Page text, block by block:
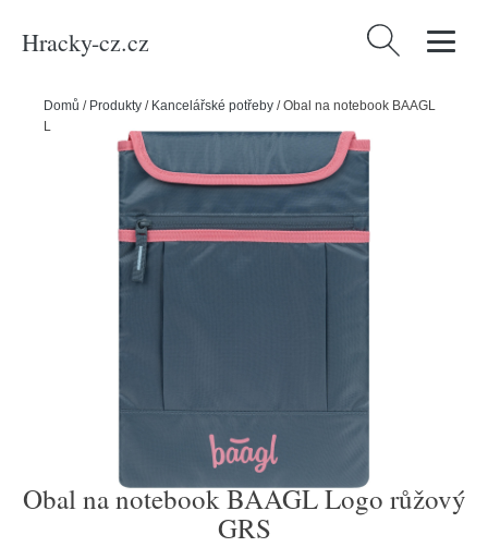
Hracky-cz.cz Vyhledávání
Domů / Produkty / Kancelářské potřeby /Obal na notebook BAAGL
Logo růžový GRS
Obal na notebook BAAGL Logo růžový
GRS